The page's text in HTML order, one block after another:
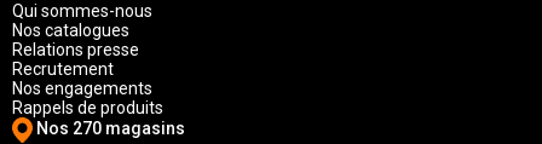
Qui sommes-nous
Nos catalogues
Relations presse
Recrutement
Nos engagements
Rappels de produits
Nos 270 magasins